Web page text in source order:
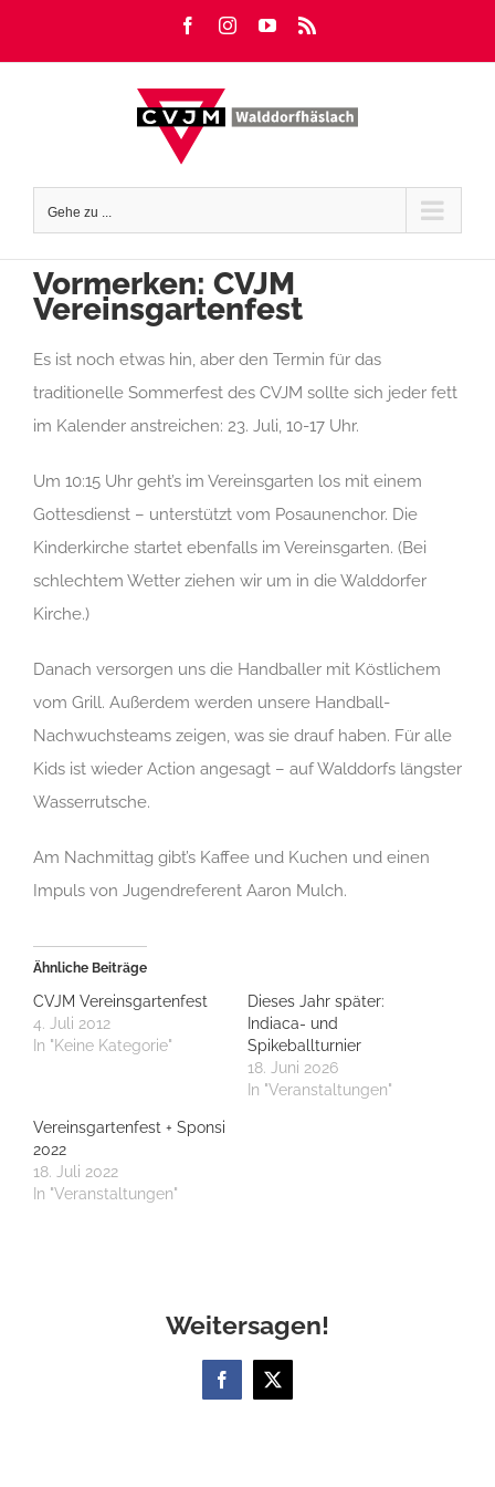
FacebookInstagramYouTube
Gehe zu ...
Vormerken: CVJM
Vereinsgartenfest
Es ist noch etwas hin, aber den Termin für das
traditionelle Sommerfest des CVJM sollte sich jeder fett
im Kalender anstreichen: 23. Juli, 10-17 Uhr.
Um 10:15 Uhr geht’s im Vereinsgarten los mit einem
Gottesdienst – unterstützt vom Posaunenchor. Die
Kinderkirche startet ebenfalls im Vereinsgarten. (Bei
schlechtem Wetter ziehen wir um in die Walddorfer
Kirche.)
Danach versorgen uns die Handballer mit Köstlichem
vom Grill. Außerdem werden unsere Handball-
Nachwuchsteams zeigen, was sie drauf haben. Für alle
Kids ist wieder Action angesagt – auf Walddorfs längster
Wasserrutsche.
Am Nachmittag gibt’s Kaffee und Kuchen und einen
Impuls von Jugendreferent Aaron Mulch.
Ähnliche Beiträge
CVJM Vereinsgartenfest
4. Juli 2012
In "Keine Kategorie"
Dieses Jahr später:
Indiaca- und
Spikeballturnier
18. Juni 2026
In "Veranstaltungen"
Vereinsgartenfest + Sponsi
2022
18. Juli 2022
In "Veranstaltungen"
Weitersagen!
Facebook
X